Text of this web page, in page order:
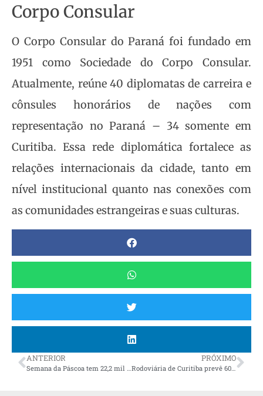
Corpo Consular
O Corpo Consular do Paraná foi fundado em
1951 como Sociedade do Corpo Consular.
Atualmente, reúne 40 diplomatas de carreira e
cônsules honorários de nações com
representação no Paraná – 34 somente em
Curitiba. Essa rede diplomática fortalece as
relações internacionais da cidade, tanto em
nível institucional quanto nas conexões com
as comunidades estrangeiras e suas culturas.
ANTERIOR
Semana da Páscoa tem 22,2 mil vagas disponíveis nas Agências do Trabalhador do Paraná
PRÓXIMO
Rodoviária de Curitiba prevê 60 mil embarques e desembarques no feriadão de Páscoa e Tiradentes